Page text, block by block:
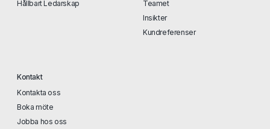
Hållbart Ledarskap
Teamet
Insikter
Kundreferenser
Kontakt
Kontakta oss
Boka möte
Jobba hos oss